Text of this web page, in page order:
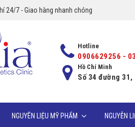
24/7 - Giao hàng nhanh chóng
Hotline
0906629256 -
Hồ Chí Minh
Số 34 đường
NGUYÊN LIỆU MỸ PHẨM NGUYỄN